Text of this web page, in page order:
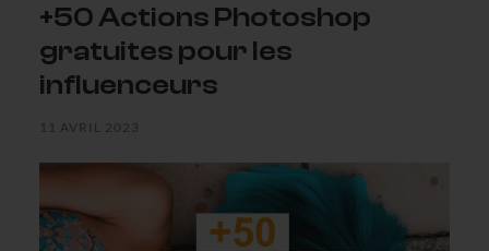
+50 Actions Photoshop
gratuites pour les
influenceurs
11 AVRIL 2023